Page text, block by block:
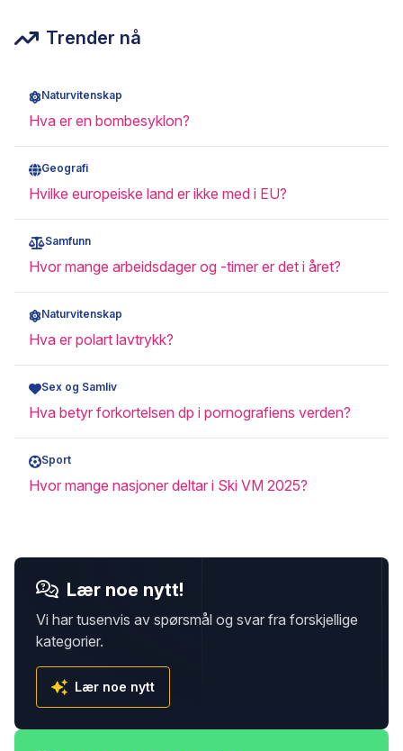
Trender nå
Naturvitenskap
Hva er en bombesyklon?
Geografi
Hvilke europeiske land er ikke med i EU?
Samfunn
Hvor mange arbeidsdager og -timer er det i året?
Naturvitenskap
Hva er polart lavtrykk?
Sex og Samliv
Hva betyr forkortelsen dp i pornografiens verden?
Sport
Hvor mange nasjoner deltar i Ski VM 2025?
Lær noe nytt!
Vi har tusenvis av spørsmål og svar fra forskjellige
kategorier.
Lær noe nytt